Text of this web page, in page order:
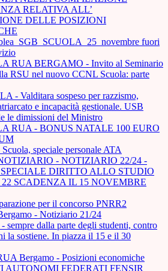
RELATIVA ALL’
DELLE POSIZIONI
fuori
RUA BERGAMO - Invito al Seminario
RSU nel nuovo CCNL Scuola: parte
- Valditara sospeso per razzismo,
e incapacità gestionale. USB
le dimissioni del Ministro
RUA - BONUS NATALE 100 EURO
speciale personale ATA
- NOTIZIARIO 22/24 -
DIRITTO ALLO STUDIO
22 SCADENZA IL 15 NOVEMBRE
per il concorso PNRR2
- Notiziario 21/24
sempre dalla parte degli studenti, contro
la sostiene. In piazza il 15 e il 30
Bergamo - Posizioni economiche
AUTONOMI FEDERATI FENSIR